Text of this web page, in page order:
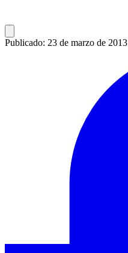
Publicado: 23 de marzo de 2013